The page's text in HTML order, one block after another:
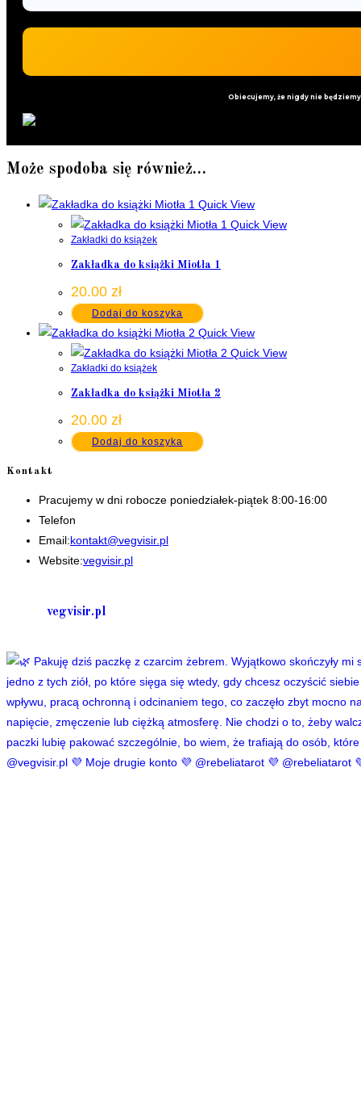
Obiecujemy, że nigdy nie
Może spodoba się również…
Quick View
Quick View
Zakładki do książek
Zakładka do książki Miotła 1
20.00 zł
Dodaj do koszyka
Quick View
Quick View
Zakładki do książek
Zakładka do książki Miotła 2
20.00 zł
Dodaj do koszyka
Kontakt
Pracujemy w dni robocze poniedziałek-piątek 8:00-16:00
Telefon
Email:kontakt@vegvisir.plOpens
Website:vegvisir.pl
vegvisir.pl